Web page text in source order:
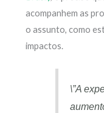
acompanhem as
o assunto, como
impactos.
\”A